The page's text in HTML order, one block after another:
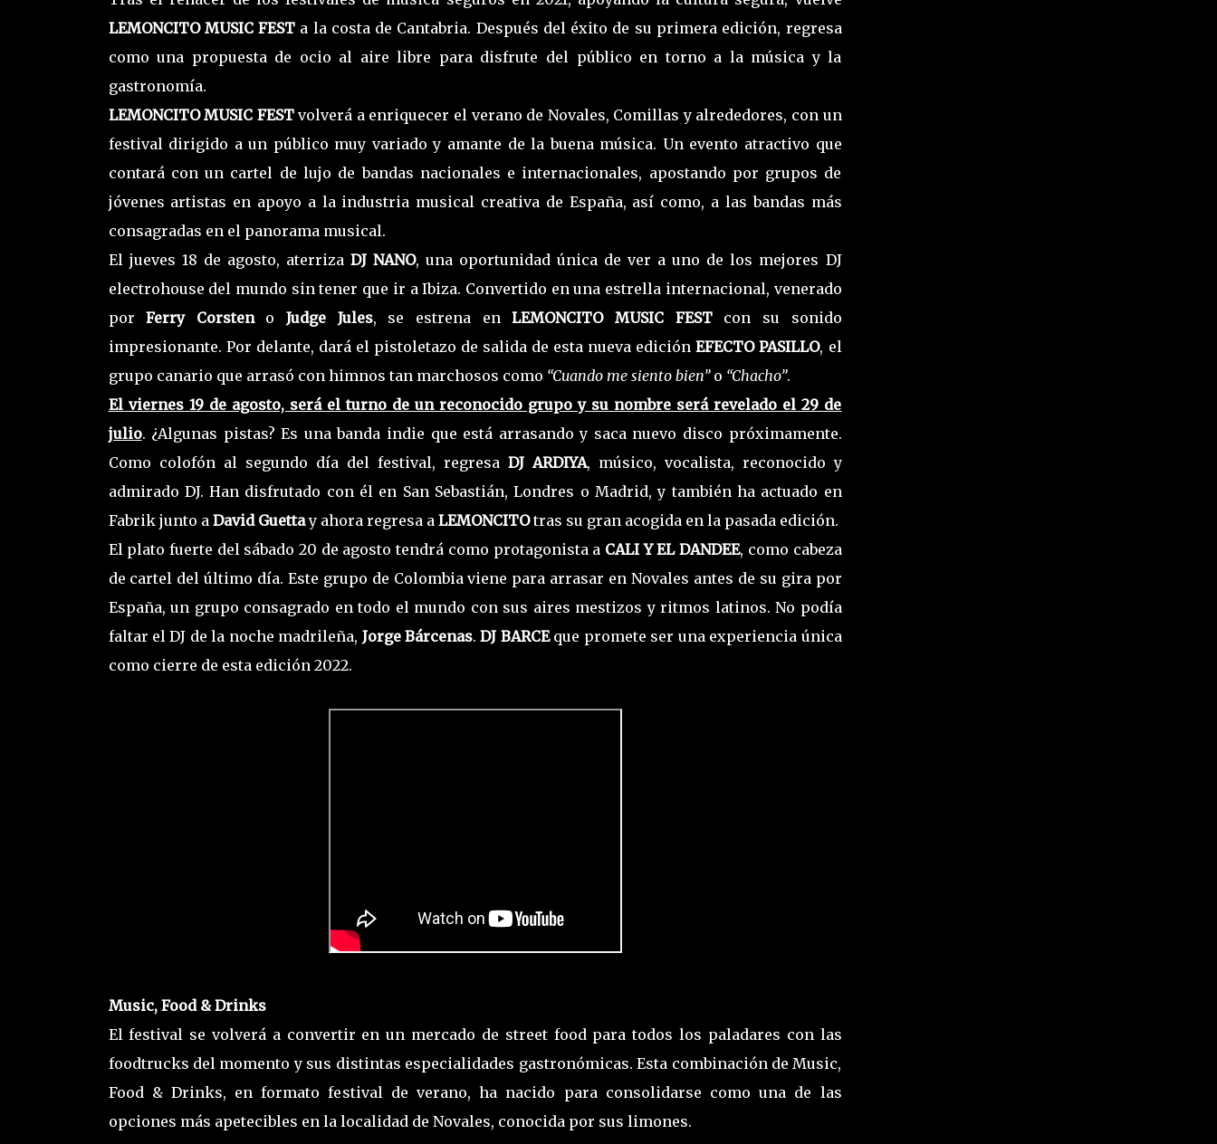
LEMONCITO MUSIC FEST a la costa de Cantabria. Después del éxito de su primera edición, regresa
como una propuesta de ocio al aire libre para disfrute del público en torno a la música y la
gastronomía.
LEMONCITO MUSIC FESTvolverá a enriquecer el verano de Novales, Comillas y alrededores, con un
festival dirigido a un público muy variado y amante de la buena música. Un evento atractivo que
contará con un cartel de lujo de bandas nacionales e internacionales, apostando por grupos de
jóvenes artistas en apoyo a la industria musical creativa de España, así como, a las bandas más
consagradas en el panorama musical.
El jueves 18 de agosto, aterriza DJ NANO, una oportunidad única de ver a uno de los mejores DJ
electrohouse del mundo sin tener que ir a Ibiza. Convertido en una estrella internacional, venerado
porFerry CorstenoJudge Jules, se estrena enLEMONCITO MUSIC FESTcon su sonido
impresionante. Por delante, dará el pistoletazo de salida de esta nueva ediciónEFECTO PASILLO, el
grupo canario que arrasó con himnos tan marchosos como “Cuando me siento bien”o “Chacho”.
El viernes 19 de agosto, será el turno de un reconocido grupo y su nombre será revelado el 29 de
julio. ¿Algunas pistas? Es una banda indie que está arrasando y saca nuevo disco próximamente.
Como colofón al segundo día del festival, regresa DJ ARDIYA, músico, vocalista, reconocido y
admirado DJ. Han disfrutado con él en San Sebastián, Londres o Madrid, y también ha actuado en
Fabrik junto a David Guettay ahora regresa a LEMONCITOtras su gran acogida en la pasada edición.
El plato fuerte del sábado 20 de agosto tendrá como protagonista a CALI Y EL DANDEE, como cabeza
de cartel del último día. Este grupo de Colombia viene para arrasar en Novales antes de su gira por
España, un grupo consagrado en todo el mundo con sus aires mestizos y ritmos latinos. No podía
faltar el DJ de la noche madrileña, Jorge Bárcenas.DJ BARCEque promete ser una experiencia única
como cierre de esta edición 2022.
Music, Food & Drinks
El festival se volverá a convertir en un mercado de street food para todos los paladares con las
foodtrucks del momento y sus distintas especialidades gastronómicas. Esta combinación de Music,
Food & Drinks, en formato festival de verano, ha nacido para consolidarse como una de las
opciones más apetecibles en la localidad de Novales, conocida por sus limones.